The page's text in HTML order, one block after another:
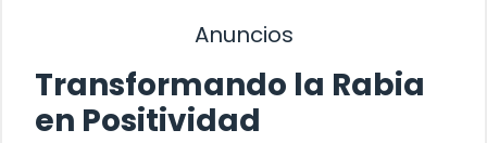
Anuncios
Transformando la Rabia
en Positividad